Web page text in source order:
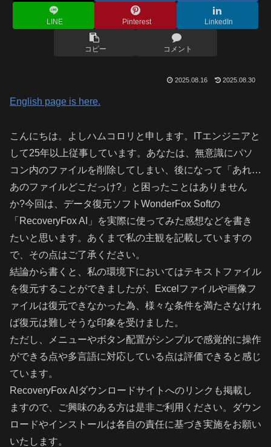
LINE Pinterest LinkedIn
コピー コメント
2025.08.16 2025.08.30
English page is here.
こんにちは。よしハムコロリと申します。ITエンジニアと
して25年以上従事しています。あなたは、無意識にパソ
コン内のファイルを削除してしまい、後になって「あれ…
あのファイルどこだっけ?」と困ったことはありません
か?今回は、データ復元ソフトWonderFox Softの
「RecoveryFox AI」を実際に使ってみた感想などを書き
たいと思います。あくまで私の主観を記載していますの
で、その点はご了承ください。
結論から書くと、私の環境下においてはテキストファイル
を復元することができましたが、Excelファイルや画像フ
ァイルは復元できなかった為、様々な条件を満たさなけれ
ば復元は難しそうな印象を受けました。
ただし、メニューやボタン配置がシンプルで感覚的に操作
ができる点や多言語に対応している点は評価できると感じ
ています。
RecoveryFox AIダウンロードサイトへのリンクも掲載し
ますので、ご興味のある方は是非ご利用ください。ダウン
ロードやインストールは各自の責任に基づき実施をお願い
いたします。